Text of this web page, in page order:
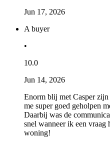
Jun 17, 2026
A buyer
•
10.0
Jun 14, 2026
Enorm blij met Casper
me super goed geholpen
Daarbij was de
snel wanneer ik een vraag
woning!